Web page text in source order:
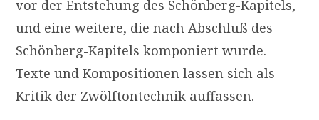
vor der Entstehung des Schönberg-Kapitels,
und eine weitere, die nach Abschluß des
Schönberg-Kapitels komponiert wurde.
Texte und Kompositionen lassen sich als
Kritik der Zwölftontechnik auffassen.